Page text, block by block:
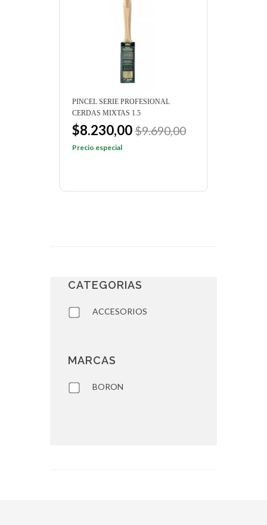
PINCEL SERIE PROFESIONAL
CERDAS MIXTAS 1.5
$8.230,00$9.690,00
Precio especial
CATEGORIAS
ACCESORIOS
MARCAS
BORON